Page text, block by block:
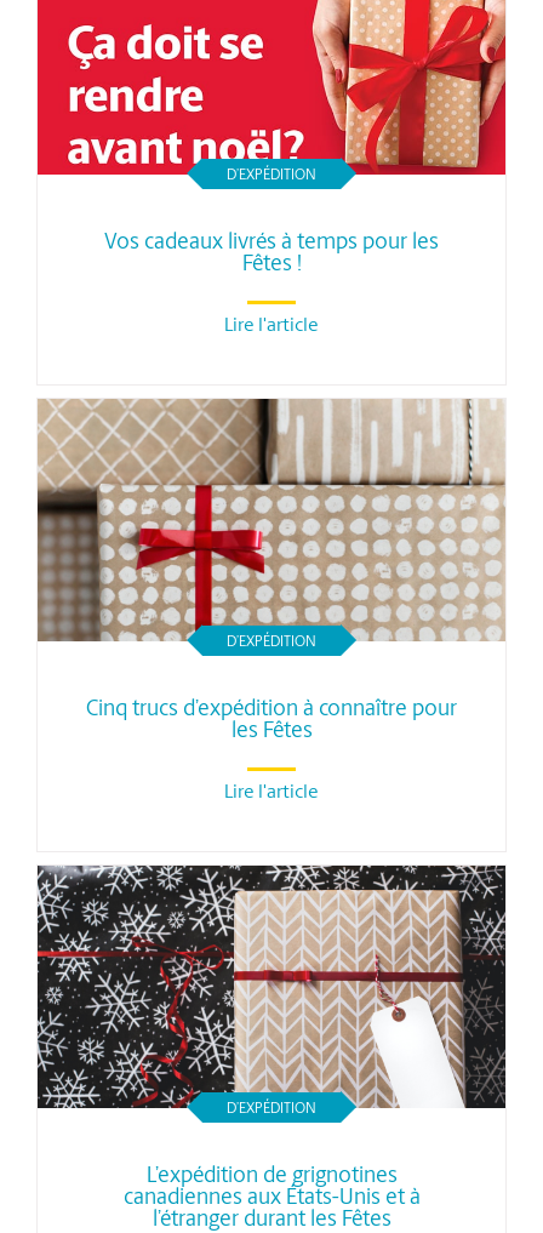
D’EXPÉDITION
Vos cadeaux livrés à temps pour les
Fêtes !
Lire l'article
D’EXPÉDITION
Cinq trucs d’expédition à connaître pour
les Fêtes
Lire l'article
D’EXPÉDITION
L’expédition de grignotines
canadiennes aux États-Unis et à
l’étranger durant les Fêtes